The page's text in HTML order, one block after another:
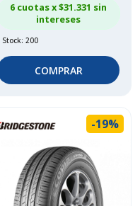
6 cuotas x $31.331 sin
intereses
Stock: 200
COMPRAR
-19%